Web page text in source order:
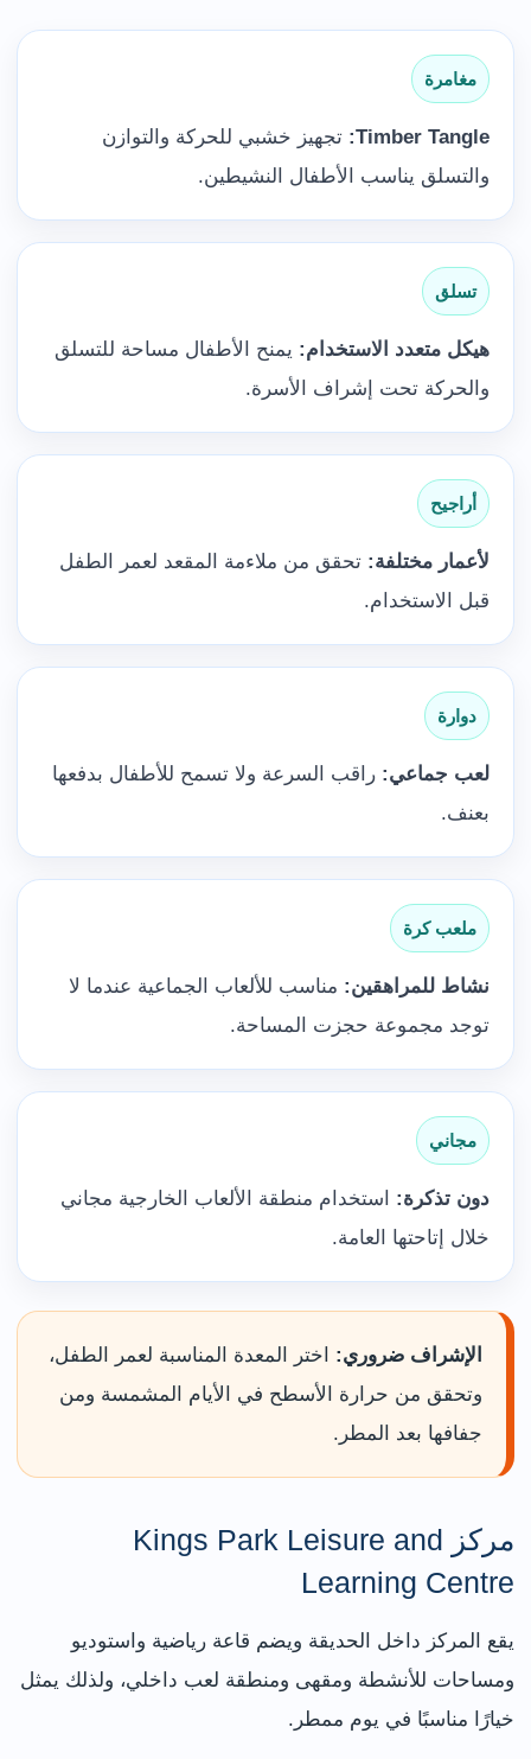
مغامرة
Timber Tangle: تجهيز خشبي للحركة والتوازن
والتسلق يناسب الأطفال النشيطين.
تسلق
هيكل متعدد الاستخدام: يمنح الأطفال مساحة للتسلق
والحركة تحت إشراف الأسرة.
أراجيح
لأعمار مختلفة: تحقق من ملاءمة المقعد لعمر الطفل
قبل الاستخدام.
دوارة
لعب جماعي: راقب السرعة ولا تسمح للأطفال بدفعها
بعنف.
ملعب كرة
نشاط للمراهقين: مناسب للألعاب الجماعية عندما لا
توجد مجموعة حجزت المساحة.
مجاني
دون تذكرة: استخدام منطقة الألعاب الخارجية مجاني
خلال إتاحتها العامة.
الإشراف ضروري: اختر المعدة المناسبة لعمر الطفل،
وتحقق من حرارة الأسطح في الأيام المشمسة ومن
جفافها بعد المطر.
مركز Kings Park Leisure and
Learning Centre
يقع المركز داخل الحديقة ويضم قاعة رياضية واستوديو
ومساحات للأنشطة ومقهى ومنطقة لعب داخلي، ولذلك يمثل
خيارًا مناسبًا في يوم ممطر.